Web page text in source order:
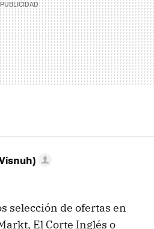
selección de ofertas en
El Corte Inglés o